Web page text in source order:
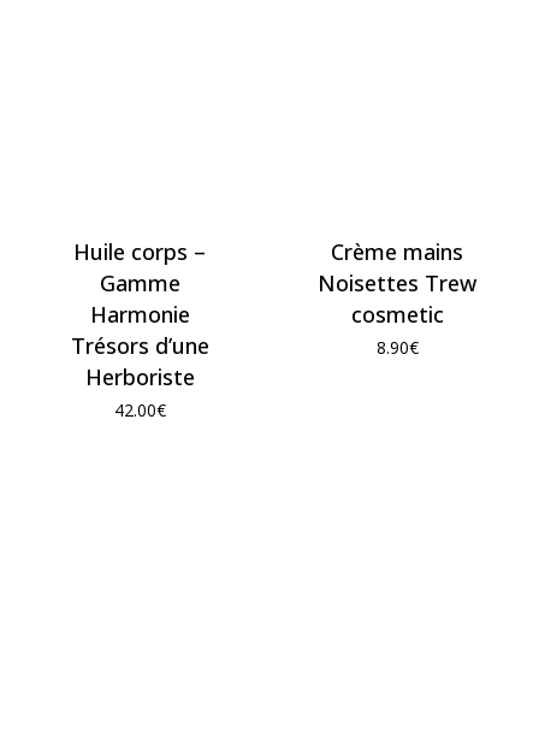
Huile corps –
Gamme
Harmonie
Trésors d’une
Herboriste
42.00€
Crème mains
Noisettes Trew
cosmetic
8.90€